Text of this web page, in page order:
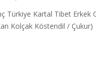
Türkiye Kartal Tibet Erkek
Kolçak Köstendil / Çukur)